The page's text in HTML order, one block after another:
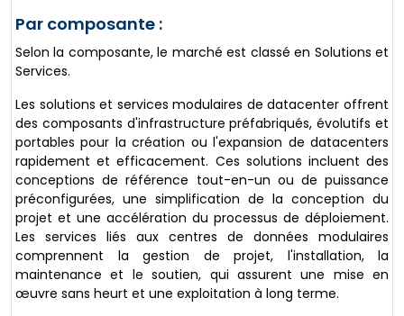
Par composante :
Selon la composante, le marché est classé en Solutions et
Services.
Les solutions et services modulaires de datacenter offrent
des composants d'infrastructure préfabriqués, évolutifs et
portables pour la création ou l'expansion de datacenters
rapidement et efficacement. Ces solutions incluent des
conceptions de référence tout-en-un ou de puissance
préconfigurées, une simplification de la conception du
projet et une accélération du processus de déploiement.
Les services liés aux centres de données modulaires
comprennent la gestion de projet, l'installation, la
maintenance et le soutien, qui assurent une mise en
œuvre sans heurt et une exploitation à long terme.